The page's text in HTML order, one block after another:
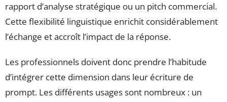
rapport d’analyse stratégique ou un pitch commercial.
Cette flexibilité linguistique enrichit considérablement
l’échange et accroît l’impact de la réponse.
Les professionnels doivent donc prendre l’habitude
d’intégrer cette dimension dans leur écriture de
prompt. Les différents usages sont nombreux : un